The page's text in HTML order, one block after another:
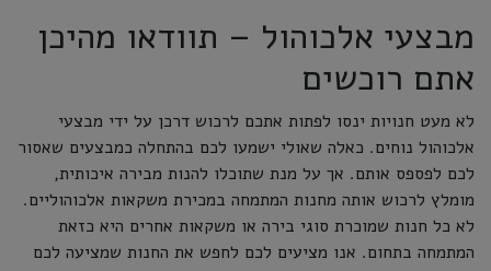
מבצעי אלכוהול – תוודאו מהיכן
אתם רוכשים
לא מעט חנויות ינסו לפתות אתכם לרכוש דרכן על ידי מבצעי
אלכוהול נוחים. כאלה שאולי ישמעו לכם בהתחלה כמבצעים שאסור
לכם לפספס אותם. אך על מנת שתוכלו להנות מבירה איכותית,
מומלץ לרכוש אותה מחנות המתמחה במכירת משקאות אלכוהוליים.
לא כל חנות שמוכרת סוגי בירה או משקאות אחרים היא כזאת
המתמחה בתחום. אנו מציעים לכם לחפש את החנות שמציעה לכם